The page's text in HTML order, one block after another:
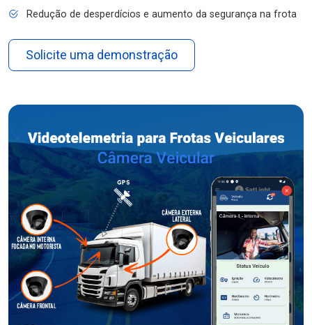
Redução de desperdícios e aumento da segurança na frota
Solicite uma demonstração